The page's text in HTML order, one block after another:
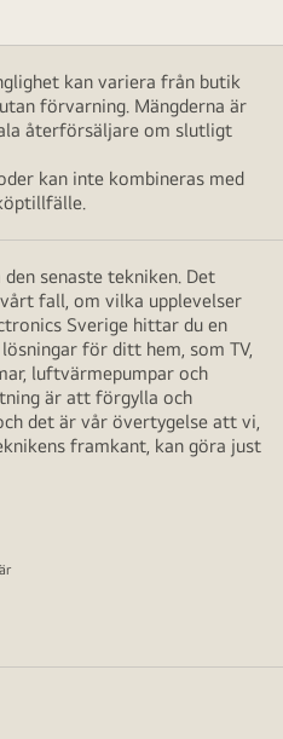
kan variera från butik
förvarning. Mängderna är
återförsäljare om slutligt
kan inte kombineras med
senaste tekniken. Det
fall, om vilka upplevelser
Sverige hittar du en
för ditt hem, som TV,
luftvärmepumpar och
är att förgylla och
det är vår övertygelse att vi,
framkant, kan göra just